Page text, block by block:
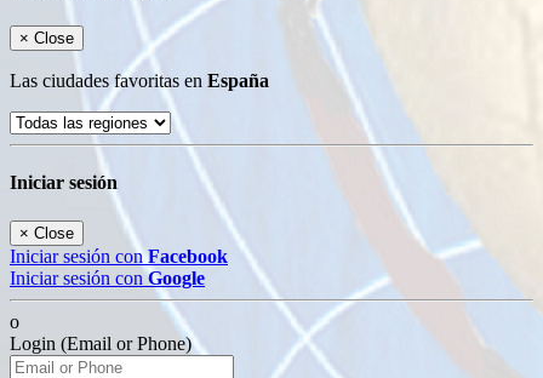
× Close
Las ciudades favoritas en España
Iniciar sesión
× Close
Iniciar sesión conFacebook
Iniciar sesión conGoogle
o
Login (Email or Phone)